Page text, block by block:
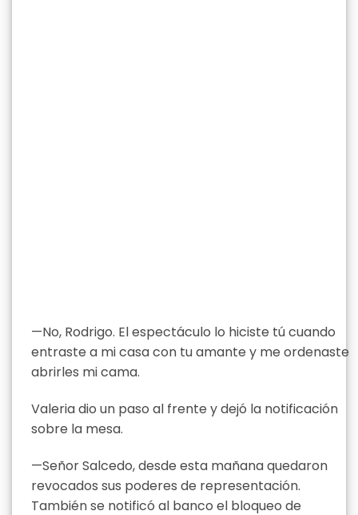
—No, Rodrigo. El espectáculo lo hiciste tú cuando
entraste a mi casa con tu amante y me ordenaste
abrirles mi cama.
Valeria dio un paso al frente y dejó la notificación
sobre la mesa.
—Señor Salcedo, desde esta mañana quedaron
revocados sus poderes de representación.
También se notificó al banco el bloqueo de